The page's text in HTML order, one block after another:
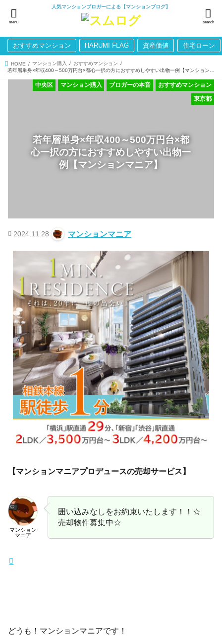
人気マンションブロガーによる【マンションブログ】
search
menu
おすすめマンション HARUMI FLAG 資産価値 住宅ローン
HOME マンション購入
おすすめマンション
若年層単身×年収400～500万円台×都
心一択の方におすすめしやすい出物一
例【マンションマニア】
おすすめマンション
ブロガーの本音
マンション購入
中央区
東京都
2024.11.28 マンションマニア
【マンションマニアプロデュースの売却サービス】
マンション
マニア
囲い込みなしをお約束いたします！！☆
売却物件募集中☆
どうも！マンションマニアです！